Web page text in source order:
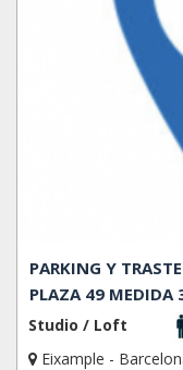
PARKING Y
PLAZA 49 MEDIDA
Studio / Loft
Eixample -